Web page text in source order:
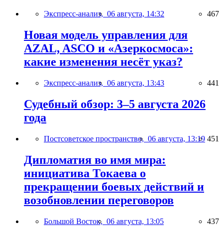
Экспресс-анализ, 06 августа, 14:32 467
Новая модель управления для
AZAL, ASCO и «Азеркосмоса»:
какие изменения несёт указ?
Экспресс-анализ, 06 августа, 13:43 441
Судебный обзор: 3–5 августа 2026
года
Постсоветское пространство, 06 августа, 13:19 451
Дипломатия во имя мира:
инициатива Токаева о
прекращении боевых действий и
возобновлении переговоров
Большой Восток, 06 августа, 13:05 437